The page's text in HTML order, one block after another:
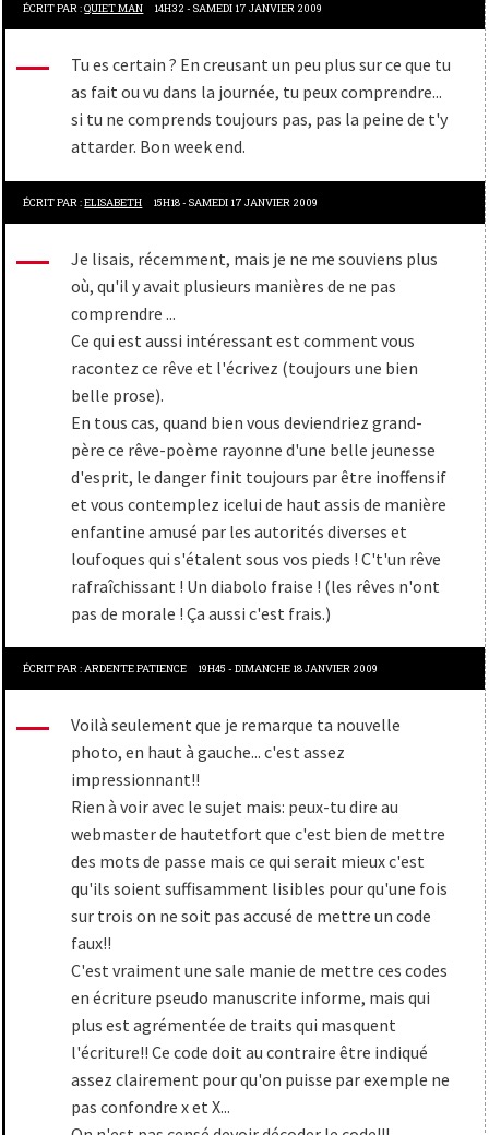
ÉCRIT PAR :QUIET MAN 14H32 -SAMEDI 17 JANVIER 2009
Tu es certain ? En creusant un peu plus sur ce que tu
as fait ou vu dans la journée, tu peux comprendre...
si tu ne comprends toujours pas, pas la peine de t'y
attarder. Bon week end.
ÉCRIT PAR :ELISABETH 15H18-SAMEDI 17 JANVIER 2009
Je lisais, récemment, mais je ne me souviens plus
où, qu'il y avait plusieurs manières de ne pas
comprendre ...
Ce qui est aussi intéressant est comment vous
racontez ce rêve et l'écrivez (toujours une bien
belle prose).
En tous cas, quand bien vous deviendriez grand-
père ce rêve-poème rayonne d'une belle jeunesse
d'esprit, le danger finit toujours par être inoffensif
et vous contemplez icelui de haut assis de manière
enfantine amusé par les autorités diverses et
loufoques qui s'étalent sous vos pieds ! C't'un rêve
rafraîchissant ! Un diabolo fraise ! (les rêves n'ont
pas de morale ! Ça aussi c'est frais.)
ÉCRIT PAR :ARDENTE PATIENCE 19H45 -DIMANCHE 18JANVIER 2009
Voilà seulement que je remarque ta nouvelle
photo, en haut à gauche... c'est assez
impressionnant!!
Rien à voir avec le sujet mais: peux-tu dire au
webmaster de hautetfort que c'est bien de mettre
des mots de passe mais ce qui serait mieux c'est
qu'ils soient suffisamment lisibles pour qu'une fois
sur trois on ne soit pas accusé de mettre un code
faux!!
C'est vraiment une sale manie de mettre ces codes
en écriture pseudo manuscrite informe, mais qui
plus est agrémentée de traits qui masquent
l'écriture!! Ce code doit au contraire être indiqué
assez clairement pour qu'on puisse par exemple ne
pas confondre x et X...